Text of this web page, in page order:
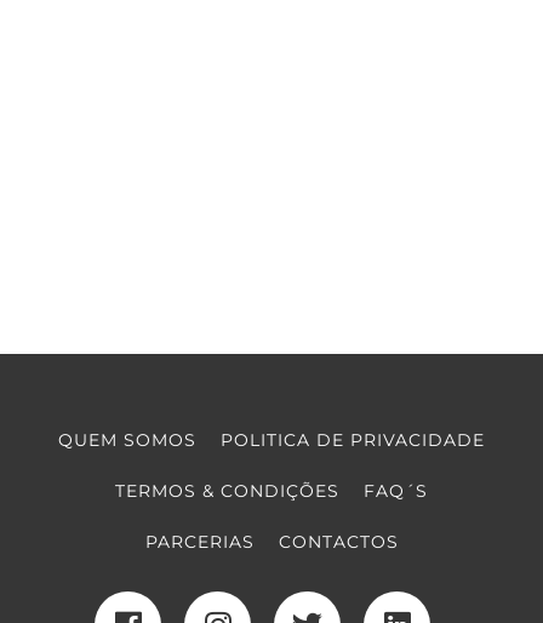
QUEM SOMOS POLITICA DE PRIVACIDADE
TERMOS & CONDIÇÕES FAQ´S
PARCERIAS CONTACTOS